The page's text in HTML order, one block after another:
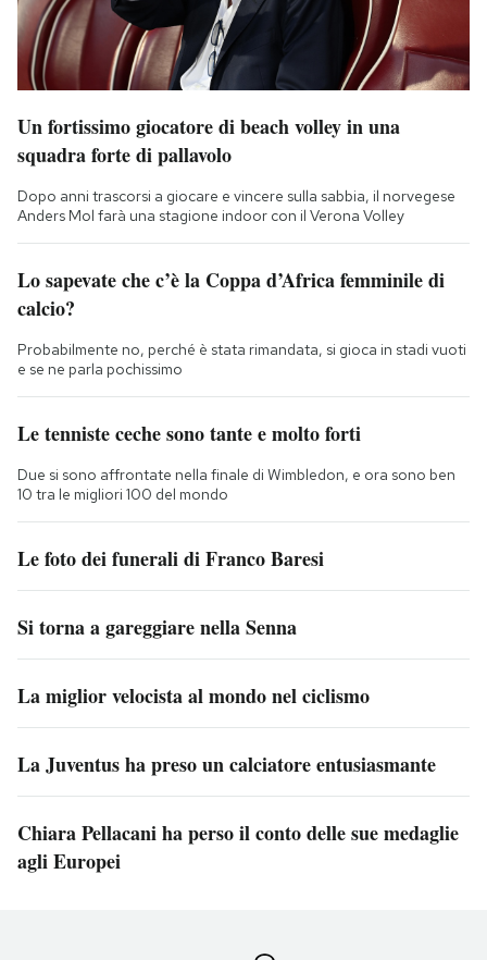
Un fortissimo giocatore di beach volley in una
squadra forte di pallavolo
Dopo anni trascorsi a giocare e vincere sulla sabbia, il norvegese
Anders Mol farà una stagione indoor con il Verona Volley
Lo sapevate che c’è la Coppa d’Africa femminile di
calcio?
Probabilmente no, perché è stata rimandata, si gioca in stadi vuoti
e se ne parla pochissimo
Le tenniste ceche sono tante e molto forti
Due si sono affrontate nella finale di Wimbledon, e ora sono ben
10 tra le migliori 100 del mondo
Le foto dei funerali di Franco Baresi
Si torna a gareggiare nella Senna
La miglior velocista al mondo nel ciclismo
La Juventus ha preso un calciatore entusiasmante
Chiara Pellacani ha perso il conto delle sue medaglie
agli Europei